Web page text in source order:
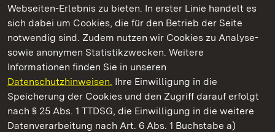
Webseiten-Erlebnis zu bieten. In erster Linie handelt es
sich dabei um Cookies, die für den Betrieb der Seite
notwendig sind. Zudem nutzen wir Cookies zu Analyse-
sowie anonymen Statistikzwecken. Weitere
Informationen finden Sie in unseren
Datenschutzhinweisen. Ihre Einwilligung in die
Speicherung der Cookies und den Zugriff darauf erfolgt
nach § 25 Abs. 1 TTDSG, die Einwilligung in die weitere
Datenverarbeitung nach Art. 6 Abs. 1 Buchstabe a)
Kommen. Staunen. Genießen.
Staatliche Schlösser und Gärten Baden‑Württemberg
Staatliche Schlösser und Gärten Baden-Württemberg